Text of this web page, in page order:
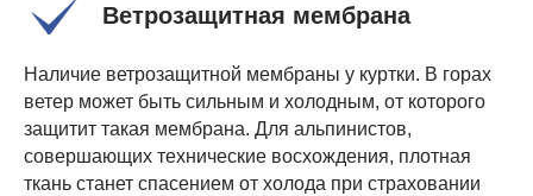
Ветрозащитная мембрана
Наличие ветрозащитной мембраны у куртки. В горах
ветер может быть сильным и холодным, от которого
защитит такая мембрана. Для альпинистов,
совершающих технические восхождения, плотная
ткань станет спасением от холода при страховании